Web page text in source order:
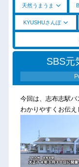
天然うまうま
KYUSHUさんぽ
SBS元
今回は、志布志駅
わかりやすくお伝え